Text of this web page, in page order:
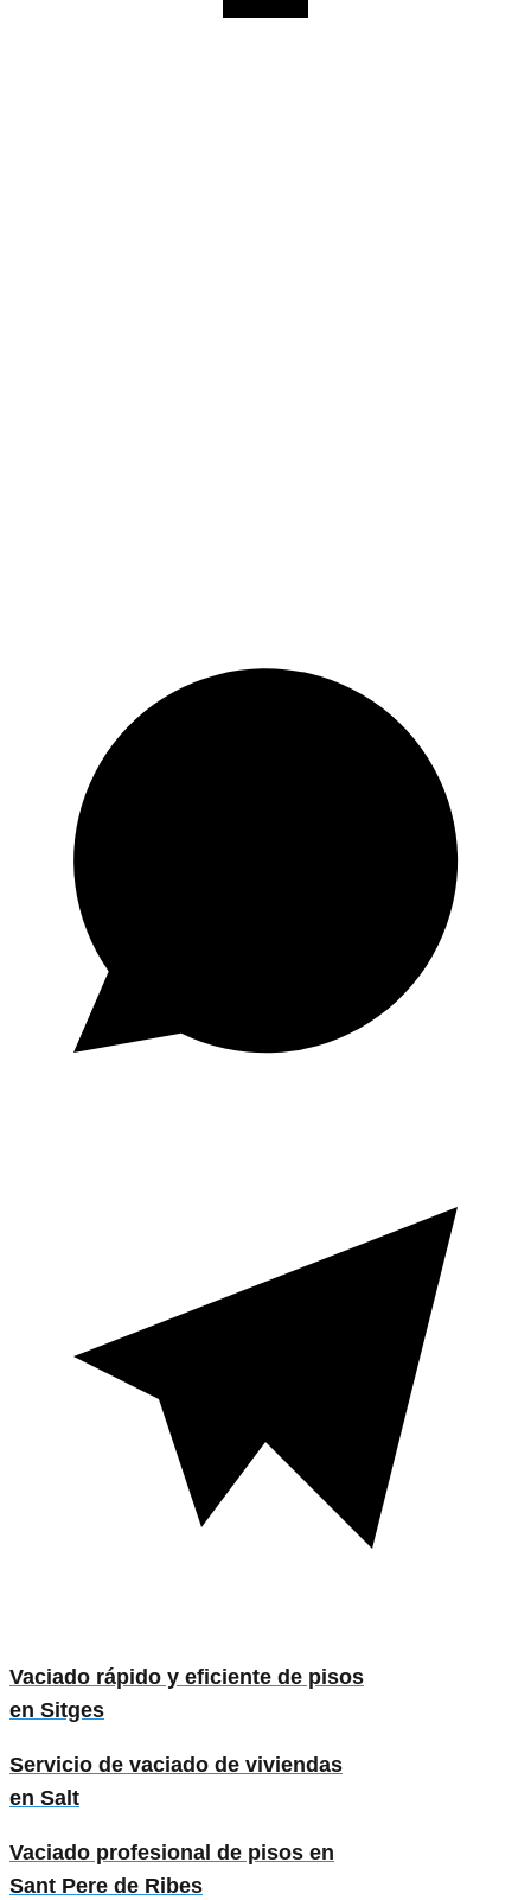
Vaciado rápido y eficiente de pisos
en Sitges
Servicio de vaciado de viviendas
en Salt
Vaciado profesional de pisos en
Sant Pere de Ribes